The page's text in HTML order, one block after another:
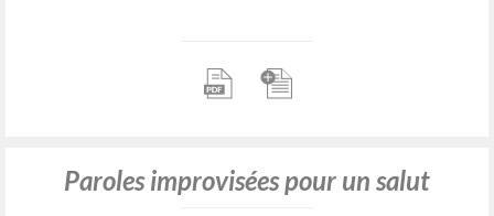
Paroles improvisées pour un salut